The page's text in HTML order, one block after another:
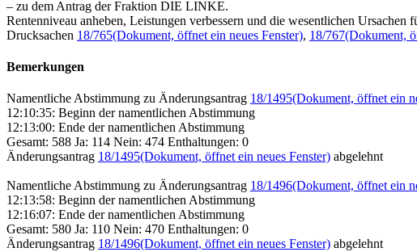
– zu dem Antrag der Fraktion DIE LINKE.
Rentenniveau anheben, Leistungen verbessern und die wesentlichen Ursachen
Drucksachen 18/765(Dokument, öffnet ein neues Fenster), 18/767(Dokument,
Bemerkungen
Namentliche Abstimmung zu Änderungsantrag 18/1495(Dokument, öffnet ein
12:10:35: Beginn der namentlichen Abstimmung
12:13:00: Ende der namentlichen Abstimmung
Gesamt: 588 Ja: 114 Nein: 474 Enthaltungen: 0
Änderungsantrag 18/1495(Dokument, öffnet ein neues Fenster) abgelehnt
Namentliche Abstimmung zu Änderungsantrag 18/1496(Dokument, öffnet ein
12:13:58: Beginn der namentlichen Abstimmung
12:16:07: Ende der namentlichen Abstimmung
Gesamt: 580 Ja: 110 Nein: 470 Enthaltungen: 0
Änderungsantrag 18/1496(Dokument, öffnet ein neues Fenster) abgelehnt